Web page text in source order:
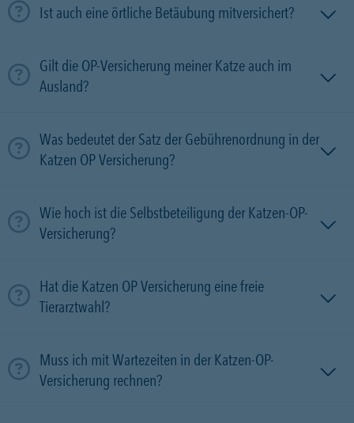
Ist auch eine örtliche Betäubung mitversichert?
Gilt die OP-Versicherung meiner Katze auch im
Ausland?
Was bedeutet der Satz der Gebührenordnung in der
Katzen OP Versicherung?
Wie hoch ist die Selbstbeteiligung der Katzen-OP-
Versicherung?
Hat die Katzen OP Versicherung eine freie
Tierarztwahl?
Muss ich mit Wartezeiten in der Katzen-OP-
Versicherung rechnen?